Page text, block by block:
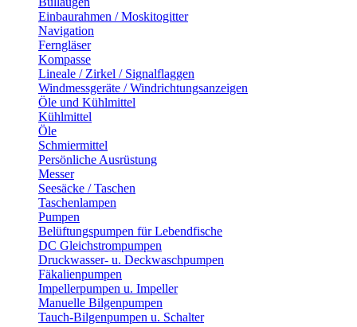
Einbaurahmen / Moskitogitter
Navigation
Ferngläser
Kompasse
Lineale / Zirkel / Signalflaggen
Windmessgeräte / Windrichtungsanzeigen
Öle und Kühlmittel
Kühlmittel
Öle
Schmiermittel
Persönliche Ausrüstung
Messer
Seesäcke / Taschen
Taschenlampen
Pumpen
Belüftungspumpen für Lebendfische
DC Gleichstrompumpen
Druckwasser- u. Deckwaschpumpen
Fäkalienpumpen
Impellerpumpen u. Impeller
Manuelle Bilgenpumpen
Tauch-Bilgenpumpen u. Schalter